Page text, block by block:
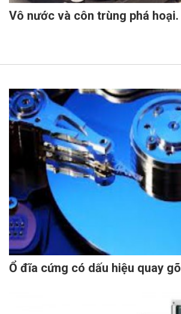
Vô nước và côn trùng phá hoại.
Ổ đĩa cứng có dấu hiệu quay gõ